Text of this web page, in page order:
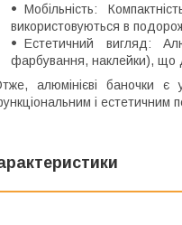
Мобільність:
використовуються в
Естетичний вигляд:
фарбування, наклейки), що
алюмінієві баночки є
і естетичним